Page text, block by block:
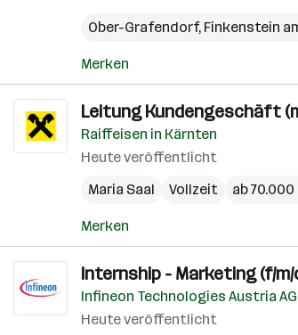
Ober-Grafendorf, Finkenstein
Merken
Leitung Kundengeschäft
Raiffeisen in Kärnten
Heute veröffentlicht
Maria Saal
Vollzeit ab
Merken
Internship - Marketing (f/m/
Infineon Technologies Austria AG
Heute veröffentlicht